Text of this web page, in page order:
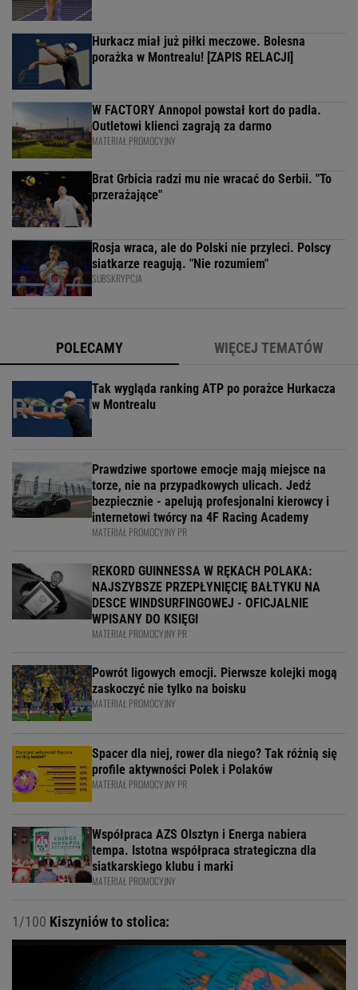
Hurkacz miał już piłki meczowe. Bolesna
porażka w Montrealu! [ZAPIS RELACJI]
W FACTORY Annopol powstał kort do padla.
Outletowi klienci zagrają za darmo
MATERIAŁ PROMOCYJNY
Brat Grbicia radzi mu nie wracać do Serbii. "To
przerażające"
Rosja wraca, ale do Polski nie przyleci. Polscy
siatkarze reagują. "Nie rozumiem"
SUBSKRYPCJA
POLECAMY WIĘCEJ TEMATÓW
Tak wygląda ranking ATP po porażce Hurkacza
w Montrealu
Prawdziwe sportowe emocje mają miejsce na
torze, nie na przypadkowych ulicach. Jedź
bezpiecznie - apelują profesjonalni kierowcy i
internetowi twórcy na 4F Racing Academy
MATERIAŁ PROMOCYJNY PR
REKORD GUINNESSA W RĘKACH POLAKA:
NAJSZYBSZE PRZEPŁYNIĘCIĘ BAŁTYKU NA
DESCE WINDSURFINGOWEJ - OFICJALNIE
WPISANY DO KSIĘGI
MATERIAŁ PROMOCYJNY PR
Powrót ligowych emocji. Pierwsze kolejki mogą
zaskoczyć nie tylko na boisku
MATERIAŁ PROMOCYJNY
Spacer dla niej, rower dla niego? Tak różnią się
profile aktywności Polek i Polaków
MATERIAŁ PROMOCYJNY PR
Współpraca AZS Olsztyn i Energa nabiera
tempa. Istotna współpraca strategiczna dla
siatkarskiego klubu i marki
MATERIAŁ PROMOCYJNY
1/100 Kiszyniów to stolica: